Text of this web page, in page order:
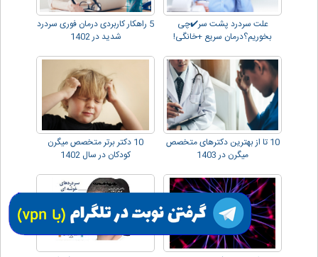
علت سردرد پشت سر✔️چی
بخوریم؟درمان سریع +خانگی!
5 راهکار کاربردی درمان فوری سردرد
شدید در 1402
10 تا از بهترین دکترهای متخصص
میگرن در 1403
10 دکتر برتر متخصص میگرن
کودکان در سال 1402